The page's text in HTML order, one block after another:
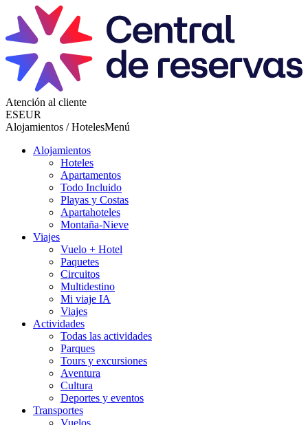
Atención al cliente
ESEUR
Alojamientos / HotelesMenú
Alojamientos
Hoteles
Apartamentos
Todo Incluido
Playas y Costas
Apartahoteles
Montaña-Nieve
Viajes
Vuelo + Hotel
Paquetes
Circuitos
Multidestino
Mi viaje IA
Viajes
Actividades
Todas las actividades
Parques
Tours y excursiones
Aventura
Cultura
Deportes y eventos
Transportes
Vuelos